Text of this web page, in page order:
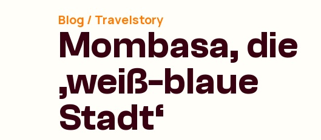
Blog / Travelstory
Mombasa, die
‚weiß-blaue
Stadt‘